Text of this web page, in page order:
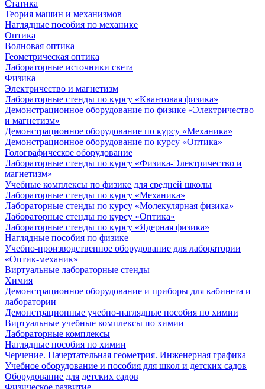
Статика
Теория машин и механизмов
Наглядные пособия по механике
Оптика
Волновая оптика
Геометрическая оптика
Лабораторные источники света
Физика
Электричество и магнетизм
Лабораторные стенды по курсу «Квантовая физика»
Демонстрационное оборудование по физике «Электричество
и магнетизм»
Демонстрационное оборудование по курсу «Механика»
Демонстрационное оборудование по курсу «Оптика»
Голографическое оборудование
Лабораторные стенды по курсу «Физика-Электричество и
магнетизм»
Учебные комплексы по физике для средней школы
Лабораторные стенды по курсу «Механика»
Лабораторные стенды по курсу «Молекулярная физика»
Лабораторные стенды по курсу «Оптика»
Лабораторные стенды по курсу «Ядерная физика»
Наглядные пособия по физике
Учебно-производственное оборудование для лаборатории
«Оптик-механик»
Виртуальные лабораторные стенды
Химия
Демонстрационное оборудование и приборы для кабинета и
лаборатории
Демонстрационные учебно-наглядные пособия по химии
Виртуальные учебные комплексы по химии
Лабораторные комплексы
Наглядные пособия по химии
Черчение. Начертательная геометрия. Инженерная графика
Учебное оборудование и пособия для школ и детских садов
Оборудование для детских садов
Физическое развитие